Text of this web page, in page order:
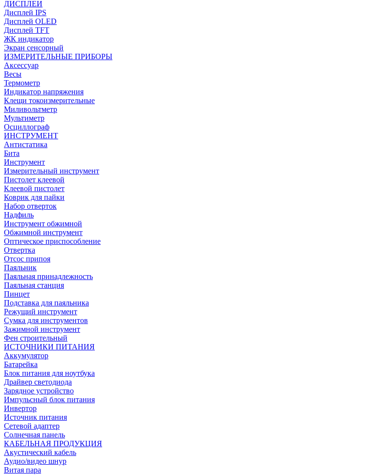
ДИСПЛЕИ
Дисплей IPS
Дисплей OLED
Дисплей TFT
ЖК индикатор
Экран сенсорный
ИЗМЕРИТЕЛЬНЫЕ ПРИБОРЫ
Аксессуар
Весы
Термометр
Индикатор напряжения
Клещи токоизмерительные
Миливольтметр
Мультиметр
Осциллограф
ИНСТРУМЕНТ
Антистатика
Бита
Инструмент
Измерительный инструмент
Пистолет клеевой
Клеевой пистолет
Коврик для пайки
Набор отверток
Надфиль
Инструмент обжимной
Обжимной инструмент
Оптическое приспособление
Отвертка
Отсос припоя
Паяльник
Паяльная принадлежность
Паяльная станция
Пинцет
Подставка для паяльника
Режущий инструмент
Сумка для инструментов
Зажимной инструмент
Фен строительный
ИСТОЧНИКИ ПИТАНИЯ
Аккумулятор
Батарейка
Блок питания для ноутбука
Драйвер светодиода
Зарядное устройство
Импульсный блок питания
Инвертор
Источник питания
Сетевой адаптер
Солнечная панель
КАБЕЛЬНАЯ ПРОДУКЦИЯ
Акустический кабель
Аудио/видео шнур
Витая пара